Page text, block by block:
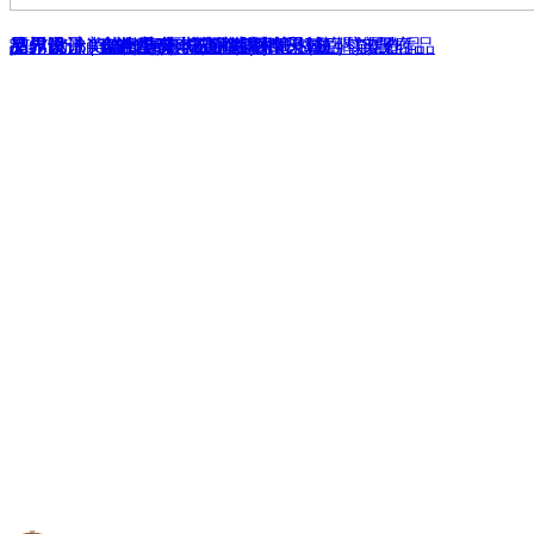
品界设计 | 大师主义-城市接待中心（杭州）
ALVIN BRIDAL（厦门五缘湾）
品界设计 | 奔赴星球 - 桔子威海路星球店 - 实景作品
艾尔文、美诺、惠惠Chen（泉州千禧汇）旗舰店
品界设计 | 当代酷奢 - 石狮世贸摩天城别墅改造
品界设计 | 一个没有电视的客厅
品界设计 | T-IMAGE长沙童舍家庭影像 - 实景作品
厦门院子 - 融合与升华
漳州凤凰尚城公寓 - 《COOL HOUSE》